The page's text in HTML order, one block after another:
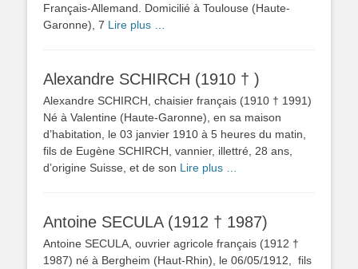
Français-Allemand. Domicilié à Toulouse (Haute-
Garonne), 7 Lire plus …
Alexandre SCHIRCH (1910 † )
Alexandre SCHIRCH, chaisier français (1910 † 1991)
Né à Valentine (Haute-Garonne), en sa maison
d’habitation, le 03 janvier 1910 à 5 heures du matin,
fils de Eugène SCHIRCH, vannier, illettré, 28 ans,
d’origine Suisse, et de son Lire plus …
Antoine SECULA (1912 † 1987)
Antoine SECULA, ouvrier agricole français (1912 †
1987) né à Bergheim (Haut-Rhin), le 06/05/1912, fils